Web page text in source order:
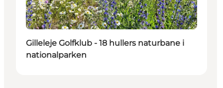
Gilleleje Golfklub - 18 hullers naturbane i
nationalparken